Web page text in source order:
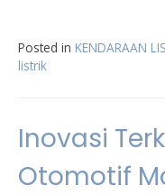
Posted in KENDARAAN
listrik
Inovasi
Otomotif